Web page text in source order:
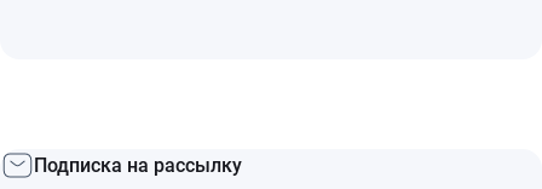
Подписка на рассылку